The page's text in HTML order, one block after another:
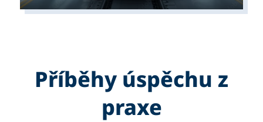
Příběhy úspěchu z
praxe